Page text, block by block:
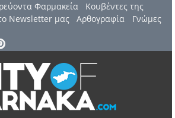
Φαρμακεία
Kουβέντες της
Newsletter μας Αρθογραφία
Γνώμες